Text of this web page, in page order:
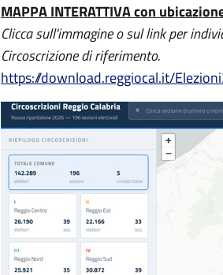
MAPPA INTERATTIVA con
Clicca sull'immagine o sul link per
Circoscrizione di riferimento.
https://download.reggiocal.it/